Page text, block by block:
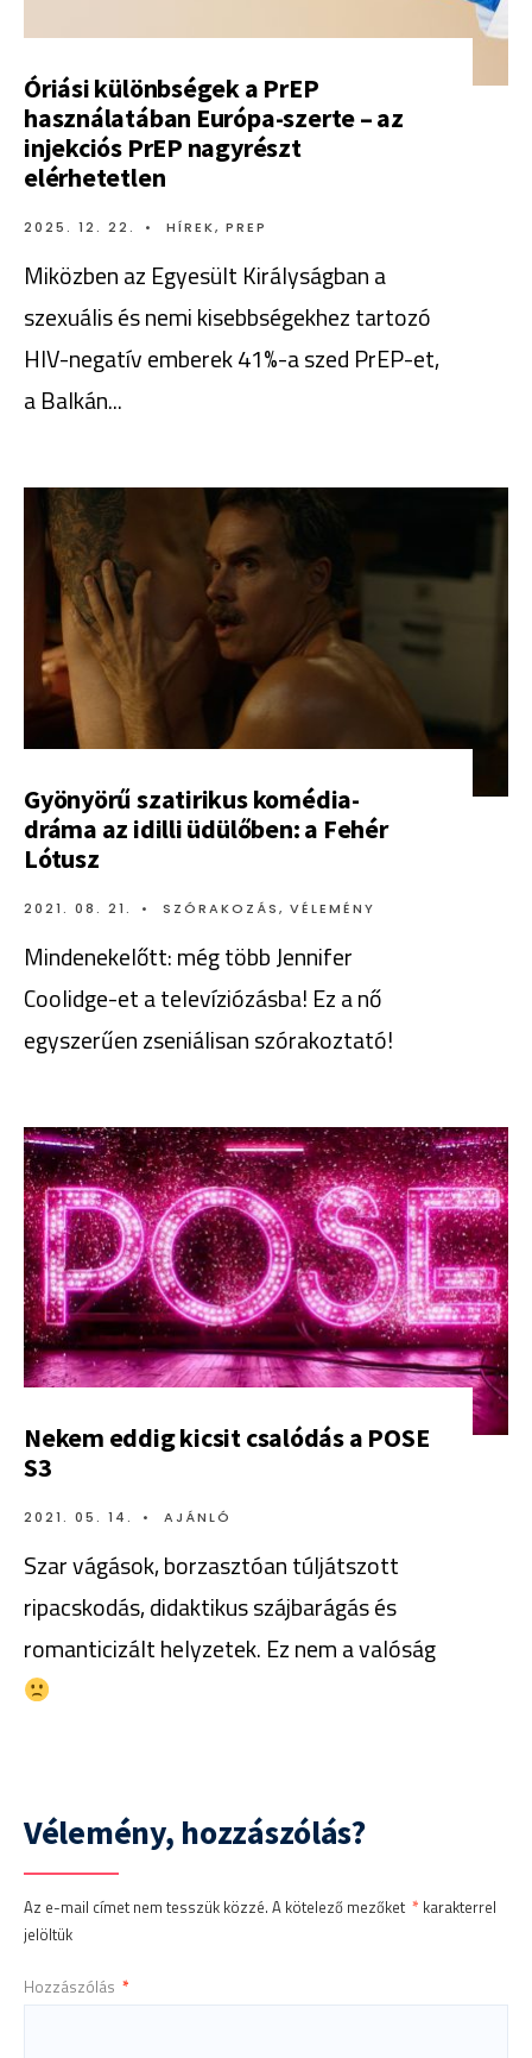
Óriási különbségek a PrEP
használatában Európa-szerte – az
injekciós PrEP nagyrészt
elérhetetlen
2025. 12. 22. • HÍREK, PREP
Miközben az Egyesült Királyságban a
szexuális és nemi kisebbségekhez tartozó
HIV-negatív emberek 41%-a szed PrEP-et,
a Balkán...
Gyönyörű szatirikus komédia-
dráma az idilli üdülőben: a Fehér
Lótusz
2021. 08. 21. • SZÓRAKOZÁS, VÉLEMÉNY
Mindenekelőtt: még több Jennifer
Coolidge-et a televíziózásba! Ez a nő
egyszerűen zseniálisan szórakoztató!
Nekem eddig kicsit csalódás a POSE
S3
2021. 05. 14. • AJÁNLÓ
Szar vágások, borzasztóan túljátszott
ripacskodás, didaktikus szájbarágás és
romanticizált helyzetek. Ez nem a valóság
Vélemény, hozzászólás?
Az e-mail címet nem tesszük közzé. A kötelező mezőket * karakterrel
jelöltük
Hozzászólás *